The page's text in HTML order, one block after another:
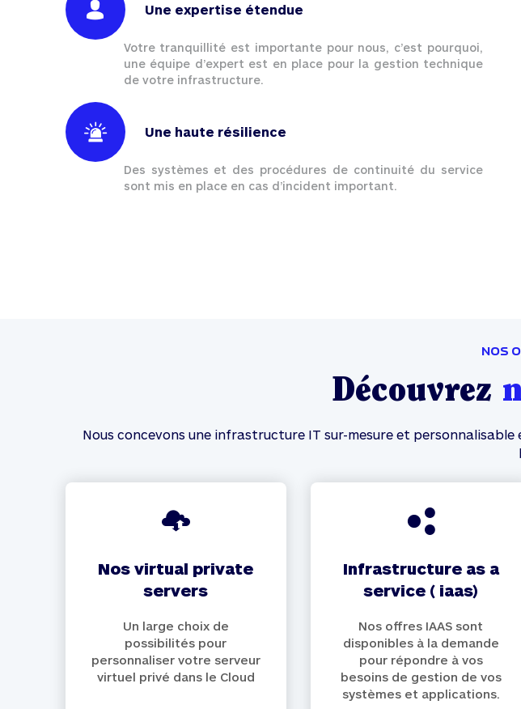
Une expertise étendue
Votre tranquillité est importante pour nous, c’est pourquoi,
une équipe d’expert est en place pour la gestion technique
de votre infrastructure.
Une haute résilience
Des systèmes et des procédures de continuité du service
sont mis en place en cas d’incident important.
NOS
Découvrez
Nous concevons une infrastructure IT sur-mesure et
nos virtual private
servers
Un large choix de
possibilités pour
personnaliser votre serveur
virtuel privé dans le Cloud
infrastructure as a
service ( iaas)
Nos offres IAAS sont
disponibles à la demande
pour répondre à vos
besoins de gestion de vos
systèmes et applications.